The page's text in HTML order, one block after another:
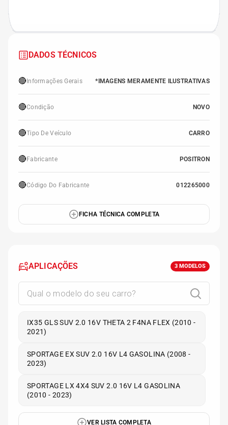
DADOS TÉCNICOS
🔴 Informações Gerais *IMAGENS MERAMENTE ILUSTRATIVAS
🔴Condição NOVO
🔴Tipo De Veículo CARRO
🔴 Fabricante POSITRON
🔴Código Do Fabricante 012265000
FICHA TÉCNICA COMPLETA
APLICAÇÕES 3 MODELOS
IX35 GLS SUV 2.0 16V THETA 2 F4NA FLEX (2010 -
2021)
SPORTAGE EX SUV 2.0 16V L4 GASOLINA (2008 -
2023)
SPORTAGE LX 4X4 SUV 2.0 16V L4 GASOLINA
(2010 - 2023)
VER LISTA COMPLETA